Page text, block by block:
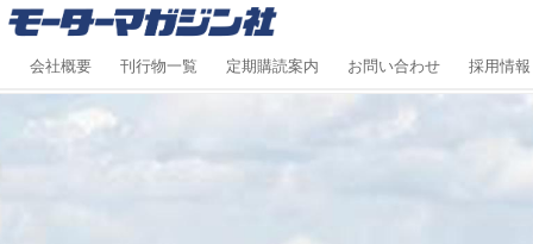
会社概要 刊行物一覧 定期購読案内 お問い合わせ 採用情報